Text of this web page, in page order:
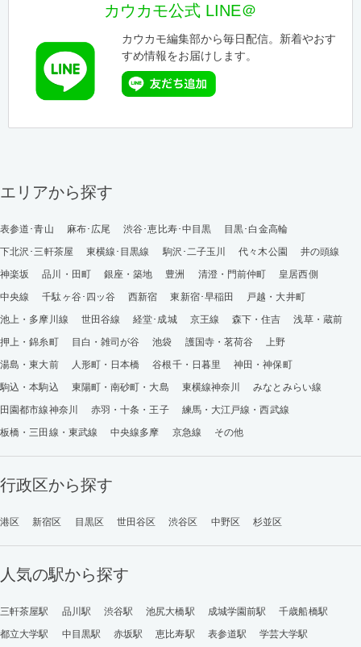
カウカモ公式 LINE＠
カウカモ編集部から毎日配信。新着やおす
すめ情報をお届けします。
エリアから探す
表参道･青山 麻布･広尾 渋谷･恵比寿･中目黒
目黒･白金高輪
下北沢･三軒茶屋
東横線･目黒線 駒沢･二子玉川 代々木公園
井の頭線
神楽坂
品川・田町 銀座・築地 豊洲 清澄・門前仲町
皇居西側
中央線
千駄ヶ谷･四ッ谷 西新宿 東新宿･早稲田
戸越・大井町
池上・多摩川線
世田谷線 経堂･成城 京王線 森下・住吉
浅草・蔵前
押上・錦糸町
目白・雑司が谷 池袋 護国寺・茗荷谷
上野
湯島・東大前
人形町・日本橋 谷根千・日暮里
神田・神保町
駒込・本駒込
東陽町・南砂町・大島 東横線神奈川
みなとみらい線
田園都市線神奈川
赤羽・十条・王子
練馬・大江戸線・西武線
板橋・三田線・東武線
中央線多摩 京急線 その他
行政区から探す
港区 新宿区 目黒区 世田谷区 渋谷区 中野区 杉並区
人気の駅から探す
三軒茶屋駅 品川駅 渋谷駅 池尻大橋駅 成城学園前駅
千歳船橋駅
都立大学駅
中目黒駅 赤坂駅 恵比寿駅 表参道駅
学芸大学駅